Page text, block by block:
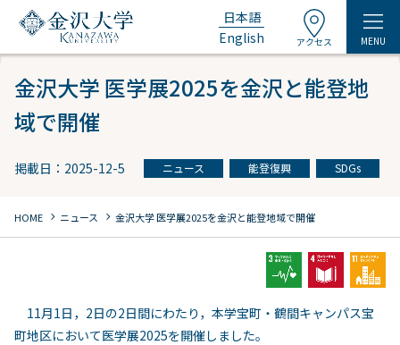
日本語
English
アクセス MENU
金沢大学 医学展2025を金沢と能登地
域で開催
掲載日：2025-12-5 ニュース 能登復興 SDGs
HOME chevron_right ニュース chevron_right 金沢大学 医学展2025を金沢と能登地域で開催
11月1日，2日の2日間にわたり，本学宝町・鶴間キャンパス宝
町地区において医学展2025を開催しました。